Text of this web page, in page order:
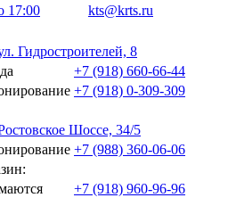
17:00
kts@krts.ru
Гидростроителей, 8
+7 (918) 660-66-44
+7 (918) 0-309-309
Шоссе, 34/5
+7 (988) 360-06-06
+7 (918) 960-96-96